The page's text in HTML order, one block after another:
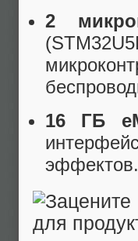
2
16 ГБ
эффектов.